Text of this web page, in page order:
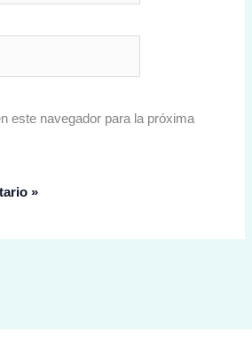
este navegador para la próxima